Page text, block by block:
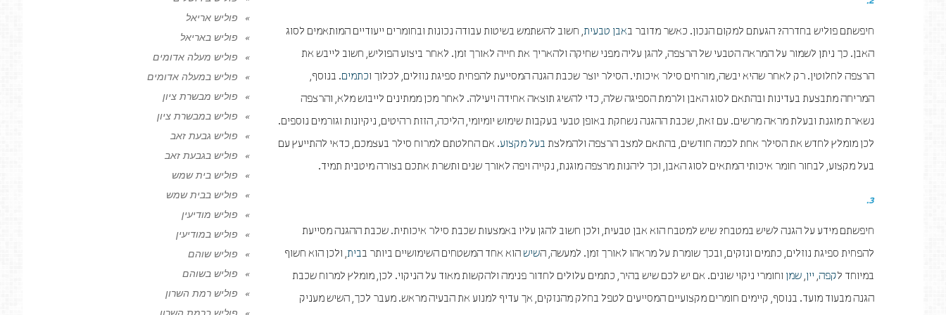
חיפשתם פוליש בחדרה? הגעתם למקום הנכון. כאשר מדובר באבן טבעית, חשוב להשתמש בשיטות עבודה נכונות ובחומרים ייעודיים המותאמים לסוג
האבן. כך ניתן לשמור על המראה הטבעי של הרצפה, להגן עליה מפני שחיקה ולהאריך את חייה לאורך זמן. לאחר ביצוע הפוליש, חשוב לייבש את
הרצפה לחלוטין. רק לאחר שהיא יבשה, מורחים סילר איכותי. הסילר יוצר שכבת הגנה המסייעת להפחית ספיגת נוזלים, לכלוך וכתמים. בנוסף,
המריחה מתבצעת בעדינות ובהתאם לסוג האבן ולרמת הספיגה שלה, כדי להשיג תוצאה אחידה ויעילה. לאחר מכן ממתינים לייבוש מלא, והרצפה
נשארת מוגנת ובעלת מראה מרשים. עם זאת, שכבת ההגנה נשחקת באופן טבעי בעקבות שימוש יומיומי, הליכה, הזזת רהיטים, ניקיונות וגורמים נוספים.
לכן מומלץ לחדש את הסילר אחת לכמה חודשים, בהתאם למצב הרצפה ולהמלצת בעל מקצוע. אם החלטתם למרוח סילר בעצמכם, כדאי להתייעץ עם
בעל מקצוע, לבחור חומר איכותי המתאים לסוג האבן, וכך ליהנות מרצפה מוגנת, נקייה ויפה לאורך שנים ותשרת אתכם בצורה מיטבית תמיד.
3.
חיפשתם מידע על הגנה לשיש במטבח? שיש למטבח הוא אבן טבעית, ולכן חשוב להגן עליו באמצעות שכבת סילר איכותית. שכבת ההגנה מסייעת
להפחית ספיגת נוזלים, כתמים ונזקים, ובכך שומרת על מראהו לאורך זמן. למעשה, השיש הוא אחד המשטחים השימושיים ביותר בבית, ולכן הוא חשוף
במיוחד לקפה, יין,שמן וחומרי ניקוי שונים. אם יש לכם שיש בהיר, כתמים עלולים לחדור פנימה ולהקשות מאוד על הניקוי. לכן, מומלץ למרוח שכבת
הגנה מבעוד מועד. בנוסף, קיימים חומרים מקצועיים המסייעים לטפל בחלק מהנזקים, אך עדיף למנוע את הבעיה מראש. מעבר לכך, השיש מעניק
פוליש אריאל
פוליש באריאל
פוליש מעלה אדומים
פוליש במעלה אדומים
פוליש מבשרת ציון
פוליש במבשרת ציון
פוליש גבעת זאב
פוליש בגבעת זאב
פוליש בית שמש
פוליש בבית שמש
פוליש מודיעין
פוליש במודיעין
פוליש שוהם
פוליש בשוהם
פוליש רמת השרון